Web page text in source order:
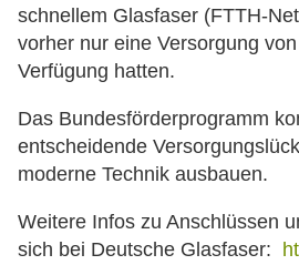
schnellem Glasfaser (FTTH-
vorher nur eine Versorgung
Verfügung hatten.
Das Bundesförderprogramm
entscheidende
moderne Technik ausbauen.
Weitere Infos zu Anschlüssen
sich bei Deutsche Glasfaser: